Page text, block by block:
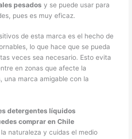
pesados y se puede usar para
pues es muy eficaz.
de esta marca es el hecho de
lo que hace que se pueda
veces sea necesario. Esto evita
en zonas que afecte la
una marca amigable con la
detergentes líquidos
comprar en Chile
naturaleza y cuidas el medio